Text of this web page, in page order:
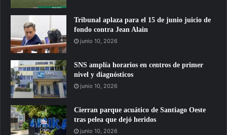
Tribunal aplaza para el 15 de junio juicio de
fondo contra Jean Alain
junio 10, 2026
SNS amplía horarios en centros de primer
nivel y diagnósticos
junio 10, 2026
Cierran parque acuático de Santiago Oeste
tras pelea que dejó heridos
junio 10, 2026